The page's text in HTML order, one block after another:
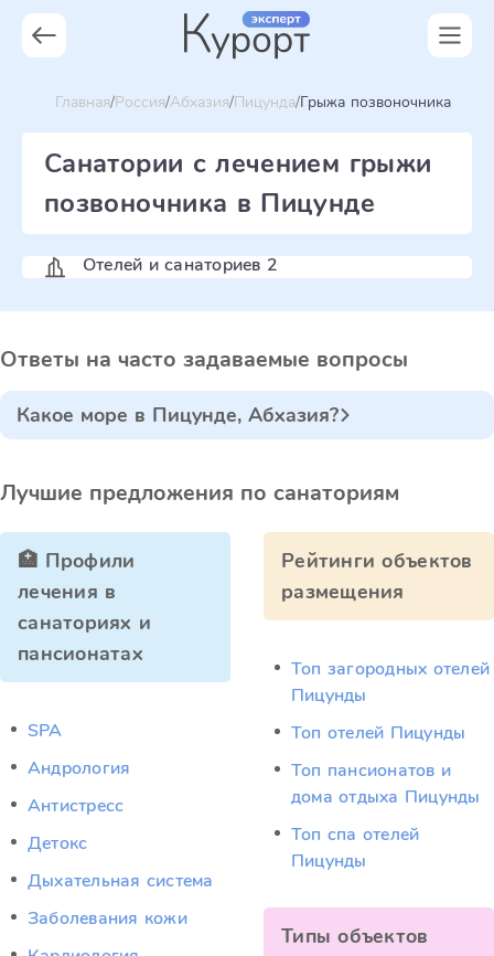
Главная Россия Абхазия Пицунда Грыжа позвоночника
Санатории с лечением грыжи
позвоночника в Пицунде
Отелей и санаториев 2
Ответы на часто задаваемые вопросы
Какое море в Пицунде, Абхазия?
Лучшие предложения по санаториям
🏥 Профили
лечения в
санаториях и
пансионатах
SPA
Андрология
Антистресс
Детокс
Дыхательная система
Заболевания кожи
Рейтинги объектов
размещения
Топ загородных отелей
Пицунды
Топ отелей Пицунды
Топ пансионатов и
дома отдыха Пицунды
Топ спа отелей
Пицунды
Типы объектов